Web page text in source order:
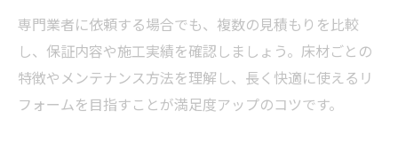
専門業者に依頼する場合でも、複数の見積もりを比較
し、保証内容や施工実績を確認しましょう。床材ごとの
特徴やメンテナンス方法を理解し、長く快適に使えるリ
フォームを目指すことが満足度アップのコツです。